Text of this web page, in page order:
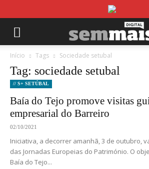
Início Tags Sociedade setubal
Tag: sociedade setubal
// S+ SETÚBAL
Baía do Tejo promove visitas
empresarial do Barreiro
02/10/2021
Iniciativa, a decorrer amanhã, 3 de outubro,
das Jornadas Europeias do Património. O
Baía do Tejo...